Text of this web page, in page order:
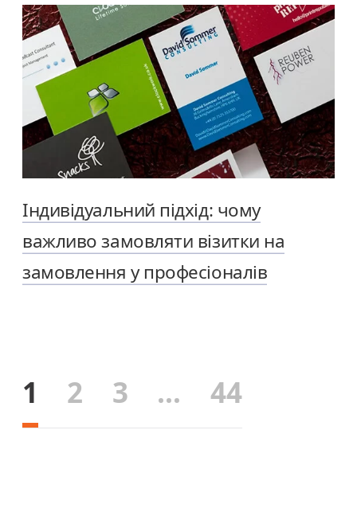
Індивідуальний підхід: чому
важливо замовляти візитки на
замовлення у професіоналів
1 2 3 … 44